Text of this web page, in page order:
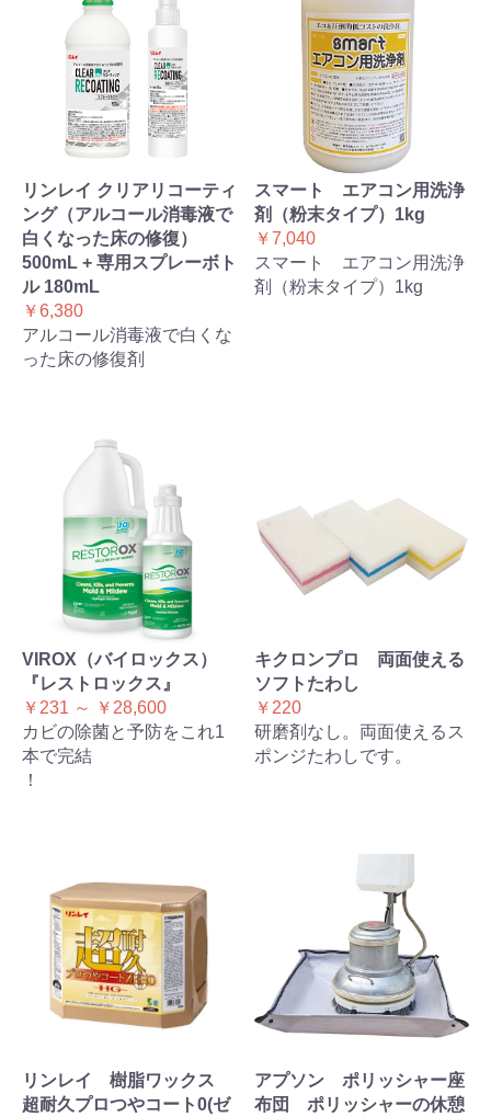
リンレイ クリアリコーティ
ング（アルコール消毒液で
白くなった床の修復）
500mL + 専用スプレーボト
ル 180mL
￥6,380
アルコール消毒液で白くな
った床の修復剤
スマート エアコン用洗浄
剤（粉末タイプ）1kg
￥7,040
スマート エアコン用洗浄
剤（粉末タイプ）1kg
VIROX（バイロックス）
『レストロックス』
￥231 ～ ￥28,600
カビの除菌と予防をこれ1
本で完結
！
キクロンプロ 両面使える
ソフトたわし
￥220
研磨剤なし。両面使えるス
ポンジたわしです。
リンレイ 樹脂ワックス
超耐久プロつやコート0(ゼ
アプソン ポリッシャー座
布団 ポリッシャーの休憩